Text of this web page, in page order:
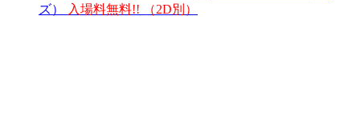
ズ）
入場料無料!! （2D別）